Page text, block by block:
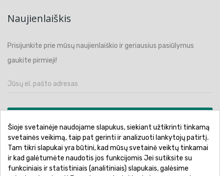
Naujienlaiškis
Prisijunkite prie mūsų naujienlaiškio ir geriausius pasiūlymus
gaukite pirmieji!
Šioje svetainėje naudojame slapukus, siekiant užtikrinti tinkamą
svetainės veikimą, taip pat gerinti ir analizuoti lankytojų patirtį.
Tam tikri slapukai yra būtini, kad mūsų svetainė veiktų tinkamai
ir kad galėtumėte naudotis jos funkcijomis Jei sutiksite su
funkciniais ir statistiniais (analitiniais) slapukais, galėsime